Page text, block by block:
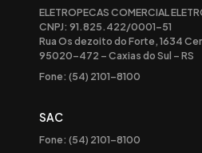
ELETROPECAS COMERCIAL
CNPJ: 91.825.422/0001-51
Rua Os dezoito do Forte, 1634
95020-472 – Caxias do Sul – RS
Fone: (54) 2101-8100
SAC
Fone: (54) 2101-8100